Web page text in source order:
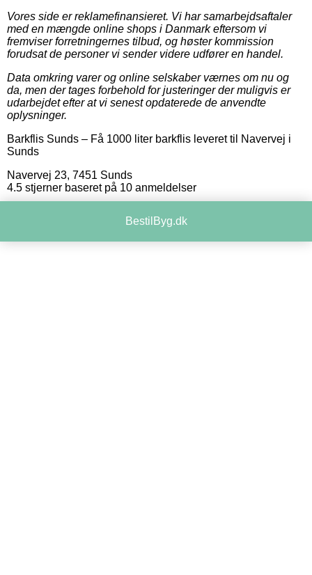
Vores side er reklamefinansieret. Vi har samarbejdsaftaler
med en mængde online shops i Danmark eftersom vi
fremviser forretningernes tilbud, og høster kommission
forudsat de personer vi sender videre udfører en handel.
Data omkring varer og online selskaber værnes om nu og
da, men der tages forbehold for justeringer der muligvis er
udarbejdet efter at vi senest opdaterede de anvendte
oplysninger.
Barkflis Sunds – Få 1000 liter barkflis leveret til Navervej i
Sunds
Navervej 23, 7451 Sunds
4.5 stjerner baseret på 10 anmeldelser
BestilByg.dk